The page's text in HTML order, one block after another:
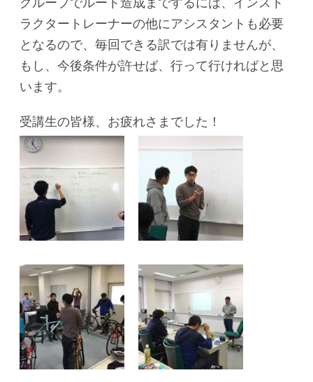
ラクタートレーナーの他にアシスタントも必要
となるので、毎回できる訳では有りませんが、
もし、今後条件が許せば、行って行ければと思
います。
受講生の皆様、お疲れさまでした！